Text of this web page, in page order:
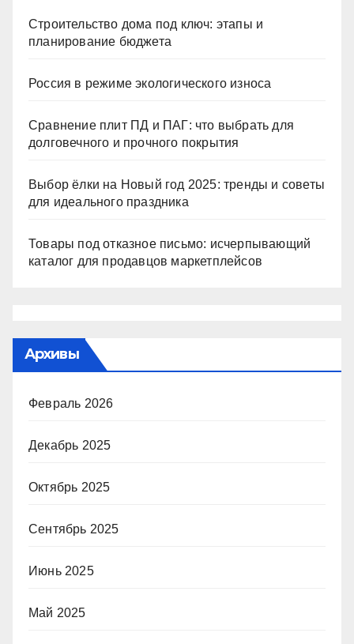
Строительство дома под ключ: этапы и
планирование бюджета
Россия в режиме экологического износа
Сравнение плит ПД и ПАГ: что выбрать для
долговечного и прочного покрытия
Выбор ёлки на Новый год 2025: тренды и советы
для идеального праздника
Товары под отказное письмо: исчерпывающий
каталог для продавцов маркетплейсов
Архивы
Февраль 2026
Декабрь 2025
Октябрь 2025
Сентябрь 2025
Июнь 2025
Май 2025